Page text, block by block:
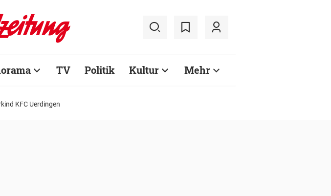
TV Politik Kultur Mehr
KFC Uerdingen